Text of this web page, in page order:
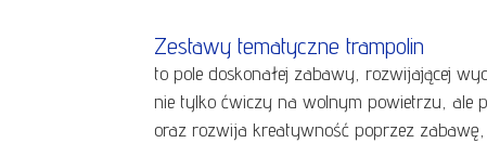
Zestawy tematyczne trampolin
to pole doskonałej zabawy, rozwijającej
nie tylko ćwiczy na wolnym powietrzu, ale
oraz rozwija kreatywność poprzez zabawę,